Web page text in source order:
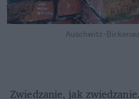
Auschwitz-Birkenau